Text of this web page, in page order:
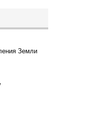
Земли